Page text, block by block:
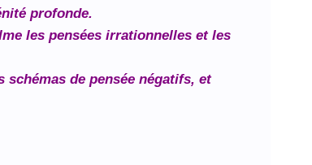
profonde.
les pensées irrationnelles et les
de pensée négatifs, et